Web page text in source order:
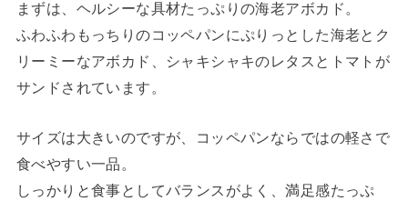
まずは、ヘルシーな具材たっぷりの海老アボカド。
ふわふわもっちりのコッペパンにぷりっとした海老とク
リーミーなアボカド、シャキシャキのレタスとトマトが
サンドされています。
サイズは大きいのですが、コッペパンならではの軽さで
食べやすい一品。
しっかりと食事としてバランスがよく、満足感たっぷ